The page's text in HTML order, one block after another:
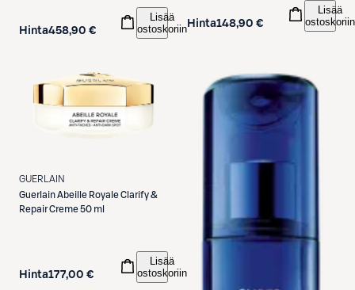
Hinta458,90 €
Lisää
ostoskoriin Hinta148,90 €
Lisää
ostoskoriin
GUERLAIN
GuerlainAbeille Royale Clarify &
Repair Creme 50 ml
Hinta177,00 €
Lisää
ostoskoriin